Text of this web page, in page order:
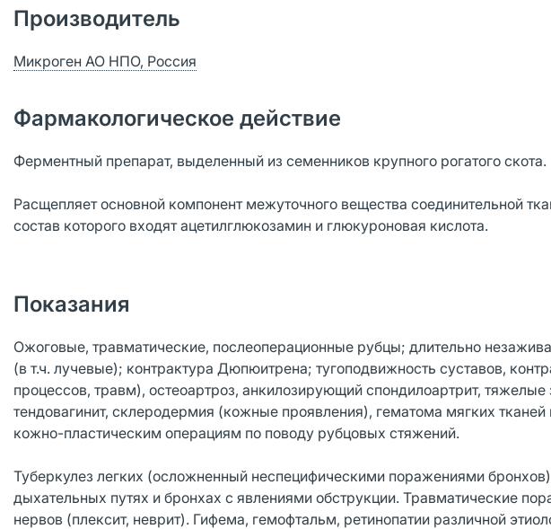
Производитель
Микроген АО НПО, Россия
Фармакологическое действие
Ферментный препарат, выделенный из семенников крупного рогатого скота.
Расщепляет основной компонент межуточного вещества соединительной
состав которого входят ацетилглюкозамин и глюкуроновая кислота.
Показания
Ожоговые, травматические, послеоперационные рубцы; длительно
(в т.ч. лучевые); контрактура Дюпюитрена; тугоподвижность суставов,
процессов, травм), остеоартроз, анкилозирующий спондилоартрит,
тендовагинит, склеродермия (кожные проявления), гематома мягких тканей
кожно-пластическим операциям по поводу рубцовых стяжений.
Туберкулез легких (осложненный неспецифическими поражениями
дыхательных путях и бронхах с явлениями обструкции. Травматические
нервов (плексит, неврит). Гифема, гемофтальм, ретинопатии различной